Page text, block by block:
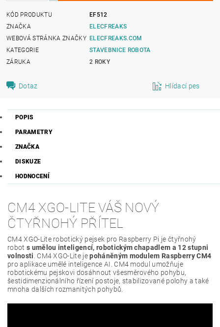
KÓD PRODUKTU
EF512
ZNAČKA
ELECFREAKS
WEBOVÁ STRÁNKA ZNAČKY ELECFREAKS.COM
KATEGORIE
STAVEBNICE ROBOTA
ZÁRUKA
2 ROKY
Dotaz Hlídací pes
POPIS
PARAMETRY
ZNAČKA
DISKUZE
HODNOCENÍ
CM4 XGO-LITE VÁŠ NOVÝ
ČTYŘNOHÝ PŘÍTEL
CM4 XGO-Lite robotický pejsek pro Raspberry Pi je čtyřnohý
robot s umělou inteligencí, robotickým chapadlem a 12 stupni
volnosti. CM4 XGO-Lite jepoháněným modulem Raspberry CM4
pro aplikace umělé inteligence AI. CM4 modul umožňuje
robotickému pejskovi dosáhnout všesměrového pohybu,
šestidimenzionálního řízení postoje, stabilizované polohy a také
mnoha dalších rozmanitých pohybů.